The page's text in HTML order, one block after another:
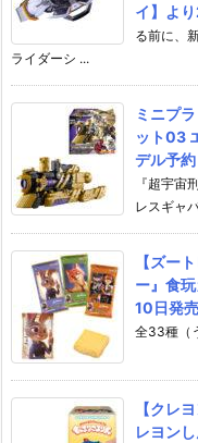
イ】よ
る前に、
ライダーシ ...
ミニプ
ット03
デル予
『超宇宙
レスギャ
【ズー
ー』食
10日発
全33種（
【クレ
レヨン